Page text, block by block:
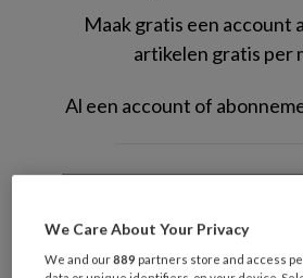
Maak gratis een account
artikelen gratis per
Al een account of
Wat
je
mailadres?
Kies
We Care About Your Privacy
We and our889 partners store and access